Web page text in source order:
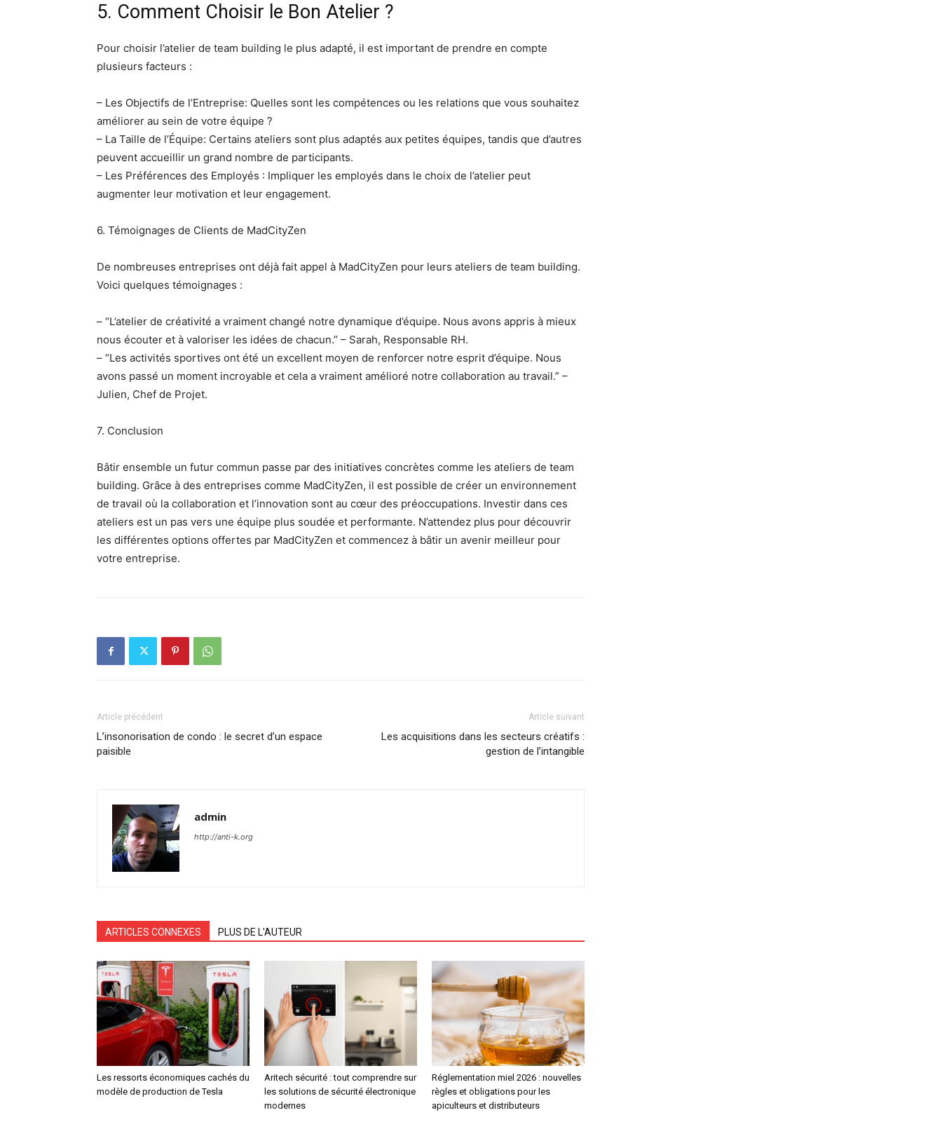
5. Comment Choisir le Bon Atelier ?
Pour choisir l’atelier de team building le plus adapté, il est important de prendre en compte
plusieurs facteurs :
– Les Objectifs de l’Entreprise: Quelles sont les compétences ou les relations que vous souhaitez
améliorer au sein de votre équipe ?
– La Taille de l’Équipe: Certains ateliers sont plus adaptés aux petites équipes, tandis que d’autres
peuvent accueillir un grand nombre de participants.
– Les Préférences des Employés : Impliquer les employés dans le choix de l’atelier peut
augmenter leur motivation et leur engagement.
6. Témoignages de Clients de MadCityZen
De nombreuses entreprises ont déjà fait appel à MadCityZen pour leurs ateliers de team building.
Voici quelques témoignages :
– “L’atelier de créativité a vraiment changé notre dynamique d’équipe. Nous avons appris à mieux
nous écouter et à valoriser les idées de chacun.” – Sarah, Responsable RH.
– “Les activités sportives ont été un excellent moyen de renforcer notre esprit d’équipe. Nous
avons passé un moment incroyable et cela a vraiment amélioré notre collaboration au travail.” –
Julien, Chef de Projet.
7. Conclusion
Bâtir ensemble un futur commun passe par des initiatives concrètes comme les ateliers de team
building. Grâce à des entreprises comme MadCityZen, il est possible de créer un environnement
de travail où la collaboration et l’innovation sont au cœur des préoccupations. Investir dans ces
ateliers est un pas vers une équipe plus soudée et performante. N’attendez plus pour découvrir
les différentes options offertes par MadCityZen et commencez à bâtir un avenir meilleur pour
votre entreprise.
Article précédent
L’insonorisation de condo : le secret d’un espace
paisible
Article suivant
Les acquisitions dans les secteurs créatifs :
gestion de l’intangible
admin
http://anti-k.org
ARTICLES CONNEXES PLUS DE L'AUTEUR
Les ressorts économiques cachés du
modèle de production de Tesla
Aritech sécurité : tout comprendre sur
les solutions de sécurité électronique
modernes
Réglementation miel 2026 : nouvelles
règles et obligations pour les
apiculteurs et distributeurs